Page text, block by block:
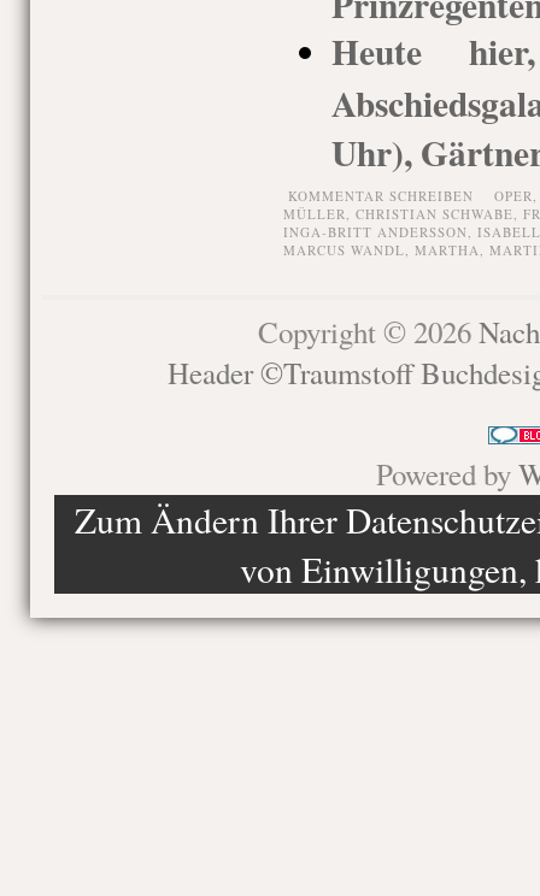
Heute
Uhr),
KOMMENTAR SCHREIBEN
MÜLLER, CHRISTIAN SCHWABE,
INGA-BRITT ANDERSSON,
MARCUS WANDL, MARTHA,
Copyright © 2026
Header ©Traumstoff
Powered by
Zum Ändern Ihrer
von